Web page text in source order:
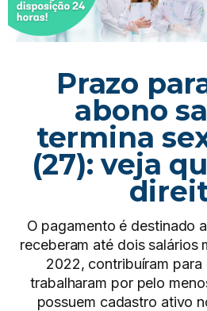
Prazo
abono
termina
(27): veja
O pagamento é destinado
receberam até dois salários
2022, contribuíram para
trabalharam por pelo
possuem cadastro ativo